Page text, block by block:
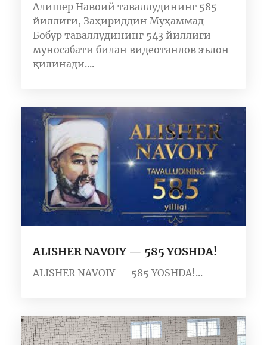
Алишер Навоий таваллудининг 585
йиллиги, Заҳириддин Муҳаммад
Бобур таваллудининг 543 йиллиги
муносабати билан видеотанлов эълон
қилинади....
ALISHER NAVOIY — 585 YOSHDA!
ALISHER NAVOIY — 585 YOSHDA!...